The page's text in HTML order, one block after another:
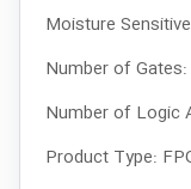
Moisture
Number of Gates:
Number of Logic
Product Type: